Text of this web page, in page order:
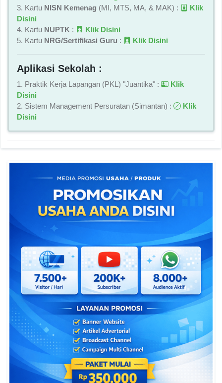
3. Kartu NISN Kemenag (MI, MTS, MA, & MAK) :
Klik
Disini
4. Kartu NUPTK :
Klik Disini
5. Kartu NRG/Sertifikasi Guru : Klik Disini
Aplikasi Sekolah :
1. Praktik Kerja Lapangan (PKL) "Juantika" :
Klik
Disini
2. Sistem Management Persuratan (Simantan) :
Klik
Disini